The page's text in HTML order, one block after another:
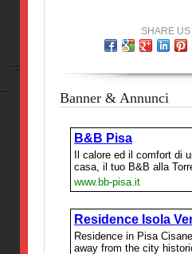
SHARE US
Banner & Annunci